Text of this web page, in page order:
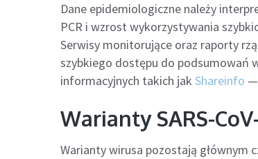
Dane epidemiologiczne należy
PCR i wzrost wykorzystywania
Serwisy monitorujące oraz raporty
szybkiego dostępu do podsumowań
informacyjnych takich jak Shareinfo —
Warianty SARS-
Warianty wirusa pozostają głównym